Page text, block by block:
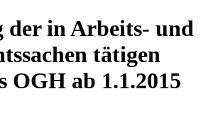
der in Arbeits- und
tätigen
OGH ab 1.1.2015